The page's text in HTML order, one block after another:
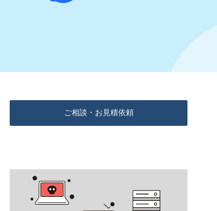
ご相談・お見積依頼